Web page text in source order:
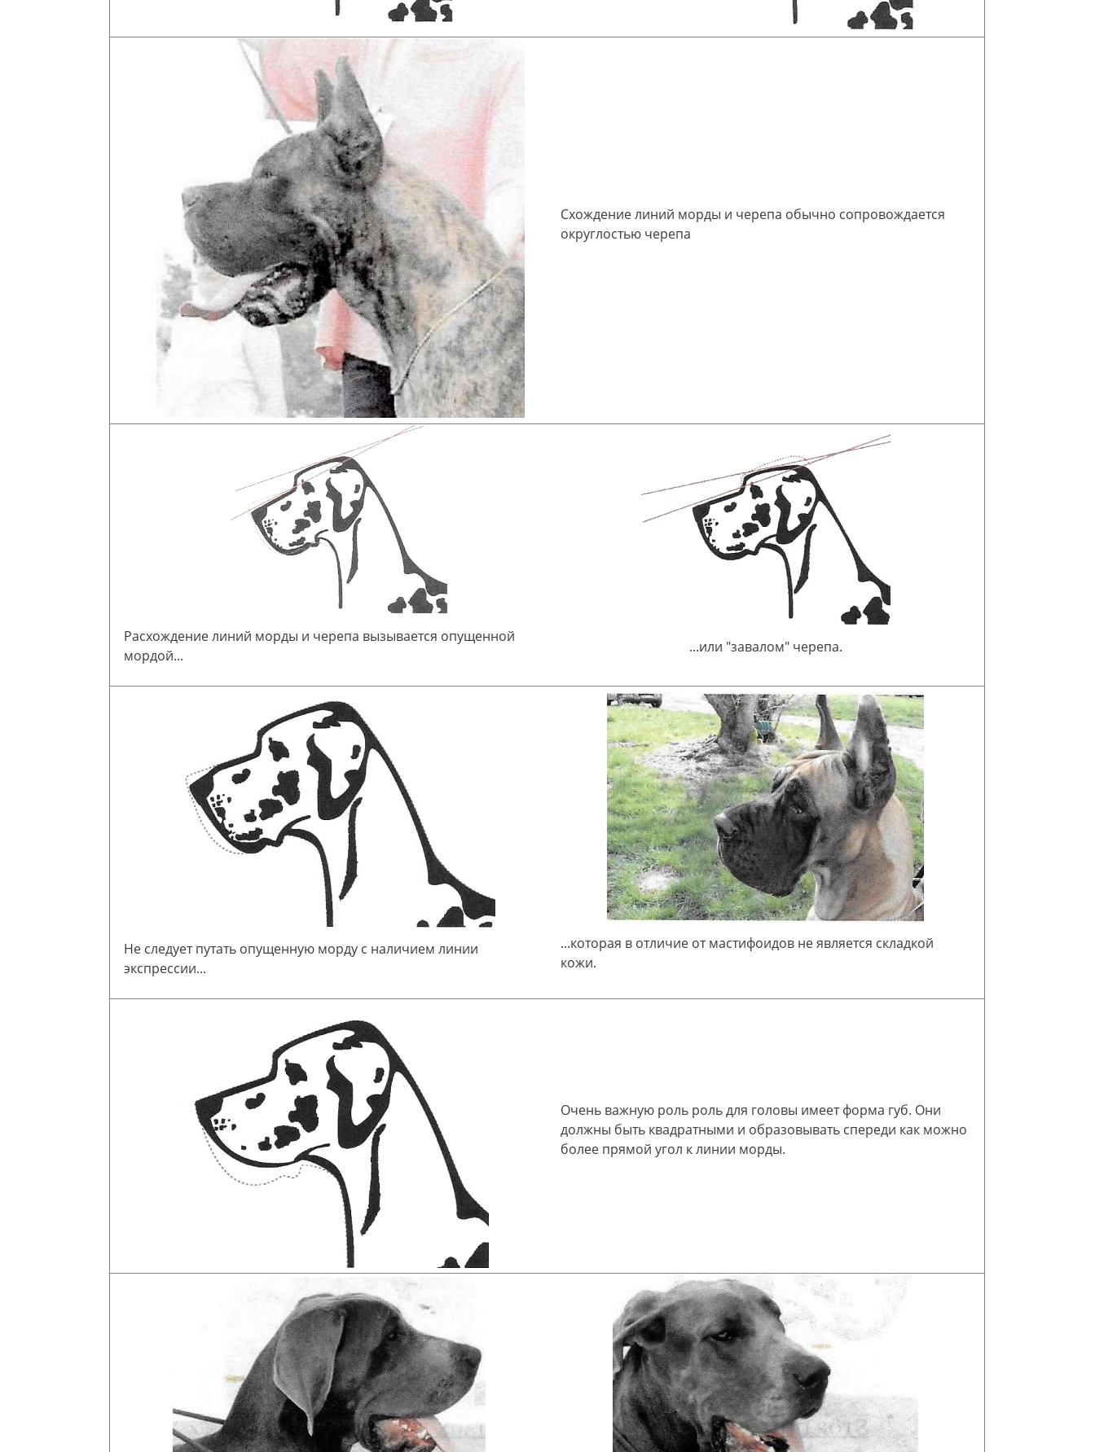
Схождение линий морды и черепа обычно сопровождается
округлостью черепа
Расхождение линий морды и черепа вызывается опущенной
мордой...
...или "завалом" черепа.
Не следует путать опущенную морду с наличием линии
экспрессии...
...которая в отличие от мастифоидов не является складкой
кожи.
Очень важную роль роль для головы имеет форма губ. Они
должны быть квадратными и образовывать спереди как можно
более прямой угол к линии морды.